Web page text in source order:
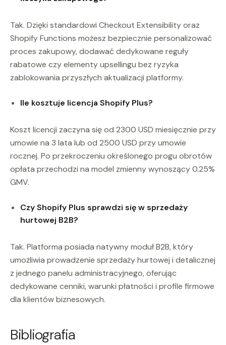
Tak. Dzięki standardowi Checkout Extensibility oraz
Shopify Functions możesz bezpiecznie personalizować
proces zakupowy, dodawać dedykowane reguły
rabatowe czy elementy upsellingu bez ryzyka
zablokowania przyszłych aktualizacji platformy.
Ile kosztuje licencja Shopify Plus?
Koszt licencji zaczyna się od 2300 USD miesięcznie przy
umowie na 3 lata lub od 2500 USD przy umowie
rocznej. Po przekroczeniu określonego progu obrotów
opłata przechodzi na model zmienny wynoszący 0.25%
GMV.
Czy Shopify Plus sprawdzi się w sprzedaży
hurtowej B2B?
Tak. Platforma posiada natywny moduł B2B, który
umożliwia prowadzenie sprzedaży hurtowej i detalicznej
z jednego panelu administracyjnego, oferując
dedykowane cenniki, warunki płatności i profile firmowe
dla klientów biznesowych.
Bibliografia